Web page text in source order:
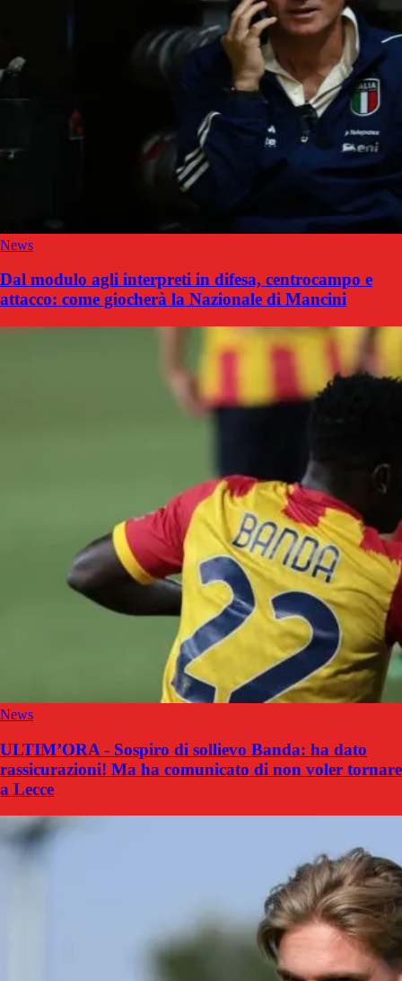
News
Dal modulo agli interpreti in difesa, centrocampo e
attacco: come giocherà la Nazionale di Mancini
News
ULTIM’ORA - Sospiro di sollievo Banda: ha dato
rassicurazioni! Ma ha comunicato di non voler tornare
a Lecce